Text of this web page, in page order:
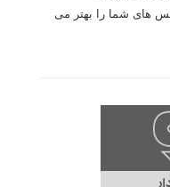
های شما را بهتر می